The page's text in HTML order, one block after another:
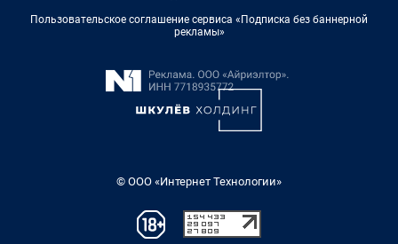
Пользовательское соглашение сервиса «Подписка без баннерной
рекламы»
© ООО «Интернет Технологии»